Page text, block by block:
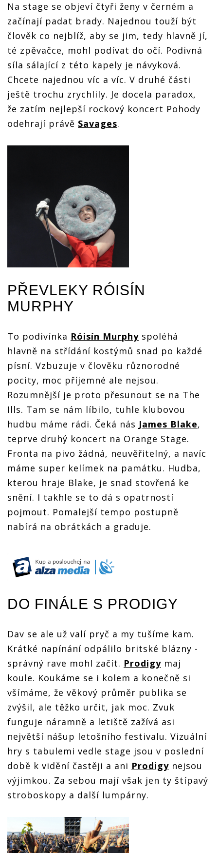
Na stage se objeví čtyři ženy v černém a
začínají padat brady. Najednou touží být
člověk co nejblíž, aby se jim, tedy hlavně jí,
té zpěvačce, mohl podívat do očí. Podivná
síla sálající z této kapely je návyková.
Chcete najednou víc a víc. V druhé části
ještě trochu zrychlily. Je docela paradox,
že zatím nejlepší rockový koncert Pohody
odehrají právě Savages.
PŘEVLEKY RÓISÍN
MURPHY
To podivínka Róisín Murphy spoléhá
hlavně na střídání kostýmů snad po každé
písní. Vzbuzuje v člověku různorodné
pocity, moc příjemné ale nejsou.
Rozumnější je proto přesunout se na The
Ills. Tam se nám líbilo, tuhle klubovou
hudbu máme rádi. Čeká nás James Blake,
teprve druhý koncert na Orange Stage.
Fronta na pivo žádná, neuvěřitelný, a navíc
máme super kelímek na památku. Hudba,
kterou hraje Blake, je snad stovřená ke
snění. I takhle se to dá s opatrností
pojmout. Pomalejší tempo postupně
nabírá na obrátkách a graduje.
DO FINÁLE S PRODIGY
Dav se ale už valí pryč a my tušíme kam.
Krátké napínání odpálilo britské blázny -
správný rave mohl začít. Prodigy maj
koule. Koukáme se i kolem a konečně si
všímáme, že věkový průměr publika se
zvýšil, ale těžko určit, jak moc. Zvuk
funguje náramně a letiště zažívá asi
největší nášup letošního festivalu. Vizuální
hry s tabulemi vedle stage jsou v poslední
době k vidění častěji a ani Prodigy nejsou
výjimkou. Za sebou mají však jen ty štípavý
stroboskopy a další lumpárny.